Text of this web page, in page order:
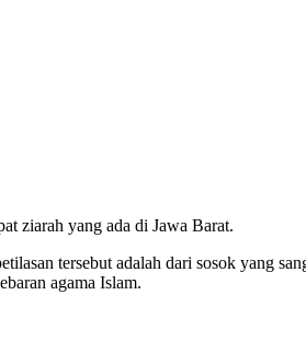
ziarah yang ada di Jawa Barat.
tersebut adalah dari sosok yang
agama Islam.